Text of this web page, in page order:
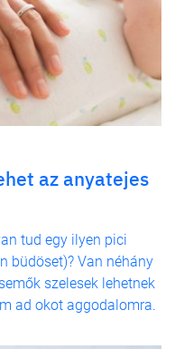
az anyatejes
tud egy ilyen pici
büdöset)? Van néhány
szelesek lehetnek
ad okot aggodalomra.